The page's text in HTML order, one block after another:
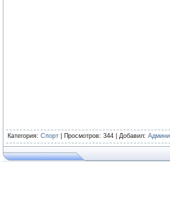
Категория: Спорт Просмотров: 344 | Добавил: